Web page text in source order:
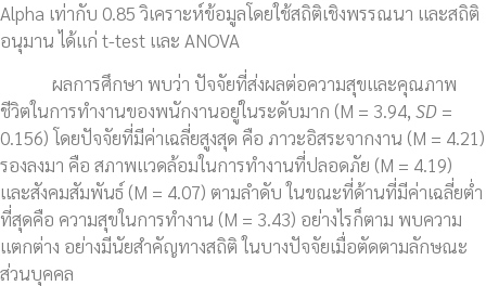
Alpha เท่ากับ 0.85 วิเคราะห์ข้อมูลโดยใช้สถิติเชิงพรรณนา และสถิติ
อนุมาน ได้แก่ t-test และ ANOVA
ผลการศึกษา พบว่า ปัจจัยที่ส่งผลต่อความสุขและคุณภาพ
ชีวิตในการทำงานของพนักงานอยู่ในระดับมาก (M = 3.94, SD =
0.156) โดยปัจจัยที่มีค่าเฉลี่ยสูงสุด คือ ภาวะอิสระจากงาน (M = 4.21)
รองลงมา คือ สภาพแวดล้อมในการทำงานที่ปลอดภัย (M = 4.19)
และสังคมสัมพันธ์ (M = 4.07) ตามลำดับ ในขณะที่ด้านที่มีค่าเฉลี่ยต่ำ
ที่สุดคือ ความสุขในการทำงาน (M = 3.43) อย่างไรก็ตาม พบความ
แตกต่าง อย่างมีนัยสำคัญทางสถิติ ในบางปัจจัยเมื่อตัดตามลักษณะ
ส่วนบุคคล